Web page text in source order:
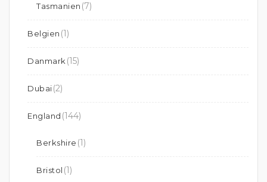
Tasmanien (7)
Belgien (1)
Danmark (15)
Dubai(2)
England (144)
Berkshire (1)
Bristol (1)